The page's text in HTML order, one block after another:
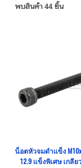
พบสินค้า 44 ชิ้น
น็อตหัวจมดำแข็ง
12.9 แข็งพิเศษ เกลี